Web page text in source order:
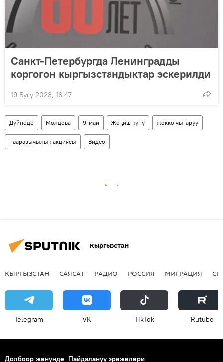
Санкт-Петербургда Ленинградды
коргогон кыргызстандыктар эскерилди
19 Бугу 2023, 16:47
Дүйнөдө Молдова 9-май Жеңиш күнү жокко чыгаруу
нааразычылык акциясы Видео
Кыргызстан
КЫРГЫЗСТАН САЯСАТ РАДИО РОССИЯ МИГРАЦИЯ
Telegram VK ТikТоk Rutube
Долбоор жөнүндө Пайдалануу эрежелери